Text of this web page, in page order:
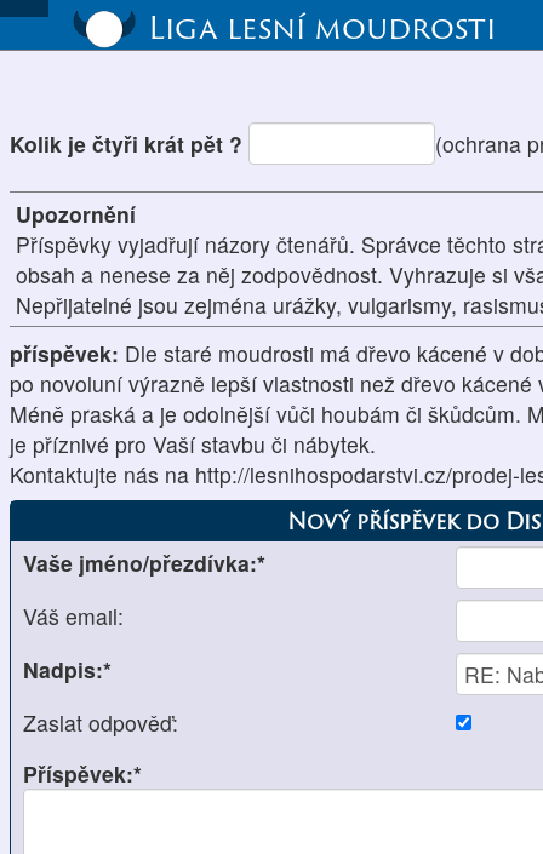
Liga lesní moudrosti
Kolik je čtyři krát pět ? (ochrana
Upozornění
Příspěvky vyjadřují názory čtenářů. Správce těchto
obsah a nenese za něj zodpovědnost. Vyhrazuje si
Nepřijatelné jsou zejména urážky, vulgarismy,
příspěvek: Dle staré moudrosti má dřevo kácené v
po novoluní výrazně lepší vlastnosti než dřevo kácené
Méně praská a je odolnější vůči houbám či škůdcům.
je příznivé pro Vaší stavbu či nábytek.
Kontaktujte nás na http://lesnihospodarstvi.cz/prodej-
Nový příspěvek do
Vaše jméno/přezdívka:*
Váš email:
Nadpis:*
Zaslat odpověď:
Příspěvek:*